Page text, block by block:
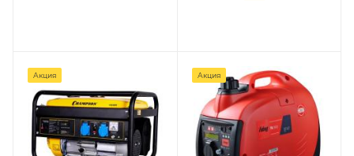
Акция Акция